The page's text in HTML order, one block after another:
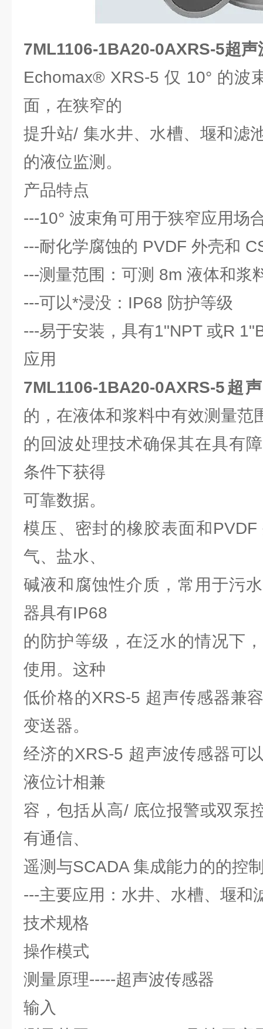
7ML1106-1BA20-0AXRS-5超声
Echomax® XRS-5 仅 10° 的波
面，在狭窄的
提升站/ 集水井、水槽、堰和滤
的液位监测。
产品特点
---10° 波束角可用于狭窄应用场
---耐化学腐蚀的 PVDF 外壳和
---测量范围：可测 8m 液体和浆
---可以*浸没：IP68 防护等级
---易于安装，具有1"NPT 或R
应用
7ML1106-1BA20-0AXRS-5超
的，在液体和浆料中有效测量范
的回波处理技术确保其在具有
条件下获得
可靠数据。
模压、密封的橡胶表面和
气、盐水、
碱液和腐蚀性介质，常用于污
器具有IP68
的防护等级，在泛水的情况下
使用。这种
低价格的XRS-5 超声传感器兼
变送器。
经济的XRS-5 超声波传感器可
液位计相兼
容，包括从高/ 底位报警或双泵
有通信、
遥测与SCADA 集成能力的的控
---主要应用：水井、水槽、堰和
技术规格
操作模式
测量原理-----超声波传感器
输入